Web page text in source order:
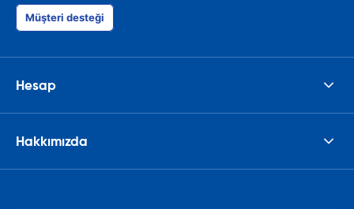
Müşteri desteği
Hesap
Hakkımızda